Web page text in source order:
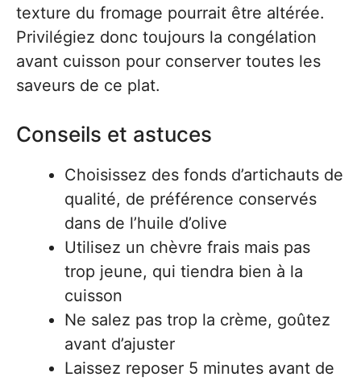
texture du fromage pourrait être altérée.
Privilégiez donc toujours la congélation
avant cuisson pour conserver toutes les
saveurs de ce plat.
Conseils et astuces
Choisissez des fonds d’artichauts de
qualité, de préférence conservés
dans de l’huile d’olive
Utilisez un chèvre frais mais pas
trop jeune, qui tiendra bien à la
cuisson
Ne salez pas trop la crème, goûtez
avant d’ajuster
Laissez reposer 5 minutes avant de